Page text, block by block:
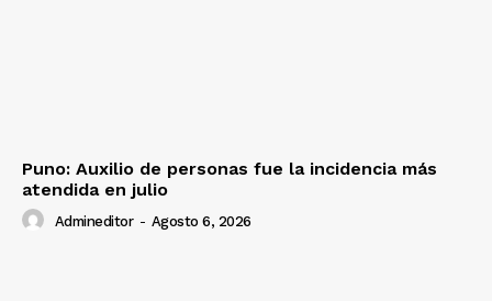
Puno: Auxilio de personas fue la incidencia más
atendida en julio
Admineditor - Agosto 6, 2026